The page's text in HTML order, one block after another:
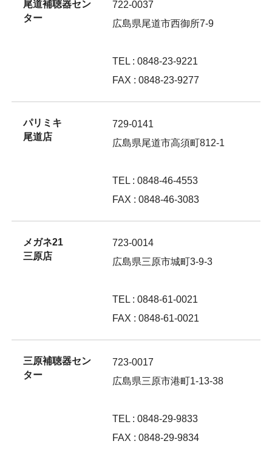
尾道補聴器セン
ター
722-0037
広島県尾道市西御所7-9
TEL : 0848-23-9221
FAX : 0848-23-9277
パリミキ
尾道店
729-0141
広島県尾道市高須町812-1
TEL : 0848-46-4553
FAX : 0848-46-3083
メガネ21
三原店
723-0014
広島県三原市城町3-9-3
TEL : 0848-61-0021
FAX : 0848-61-0021
三原補聴器セン
ター
723-0017
広島県三原市港町1-13-38
TEL : 0848-29-9833
FAX : 0848-29-9834